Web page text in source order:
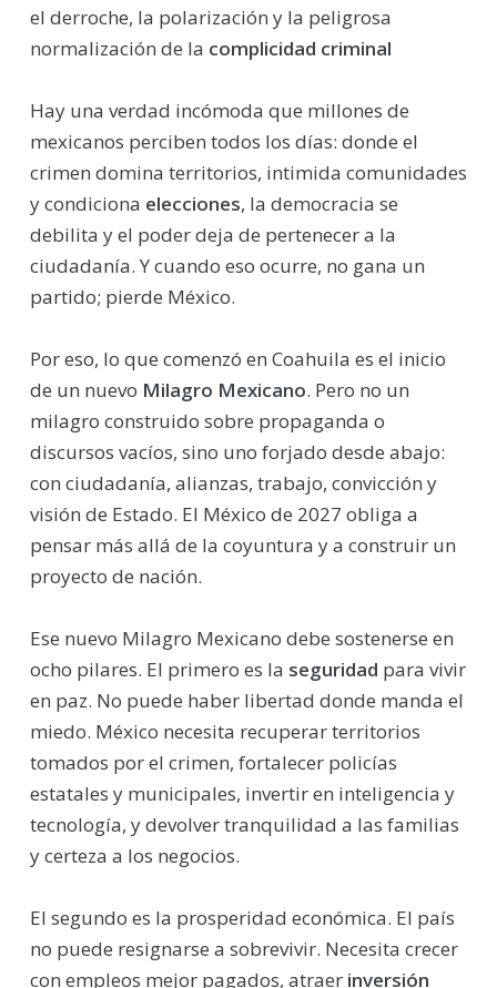
el derroche, la polarización y la peligrosa
normalización de la complicidad criminal
Hay una verdad incómoda que millones de
mexicanos perciben todos los días: donde el
crimen domina territorios, intimida comunidades
y condiciona elecciones, la democracia se
debilita y el poder deja de pertenecer a la
ciudadanía. Y cuando eso ocurre, no gana un
partido; pierde México.
Por eso, lo que comenzó en Coahuila es el inicio
de un nuevo Milagro Mexicano. Pero no un
milagro construido sobre propaganda o
discursos vacíos, sino uno forjado desde abajo:
con ciudadanía, alianzas, trabajo, convicción y
visión de Estado. El México de 2027 obliga a
pensar más allá de la coyuntura y a construir un
proyecto de nación.
Ese nuevo Milagro Mexicano debe sostenerse en
ocho pilares. El primero es la seguridad para vivir
en paz. No puede haber libertad donde manda el
miedo. México necesita recuperar territorios
tomados por el crimen, fortalecer policías
estatales y municipales, invertir en inteligencia y
tecnología, y devolver tranquilidad a las familias
y certeza a los negocios.
El segundo es la prosperidad económica. El país
no puede resignarse a sobrevivir. Necesita crecer
con empleos mejor pagados, atraer inversión